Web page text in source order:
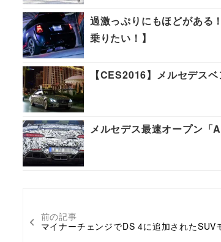
前の記事
マイナーチェンジでDS 4に追加された
過激っぷりにもほどがある
乗りたい！】
【CES2016】メルセデス
メルセデス最速オープン「